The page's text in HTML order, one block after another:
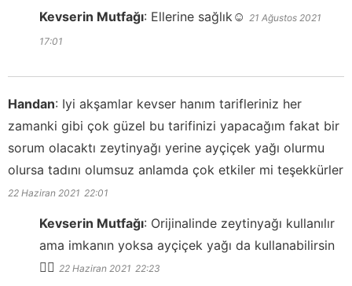
Kevserin Mutfağı: Ellerine sağlık☺️ 21 Ağustos 2021
17:01
Handan: Iyi akşamlar kevser hanım tarifleriniz her
zamanki gibi çok güzel bu tarifinizi yapacağım fakat bir
sorum olacaktı zeytinyağı yerine ayçiçek yağı olurmu
olursa tadını olumsuz anlamda çok etkiler mi teşekkürler
22 Haziran 2021 22:01
Kevserin Mutfağı: Orijinalinde zeytinyağı kullanılır
ama imkanın yoksa ayçiçek yağı da kullanabilirsin
👍🏻 22 Haziran 2021 22:23